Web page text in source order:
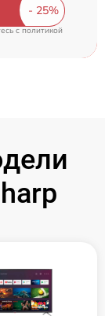
cполитикой